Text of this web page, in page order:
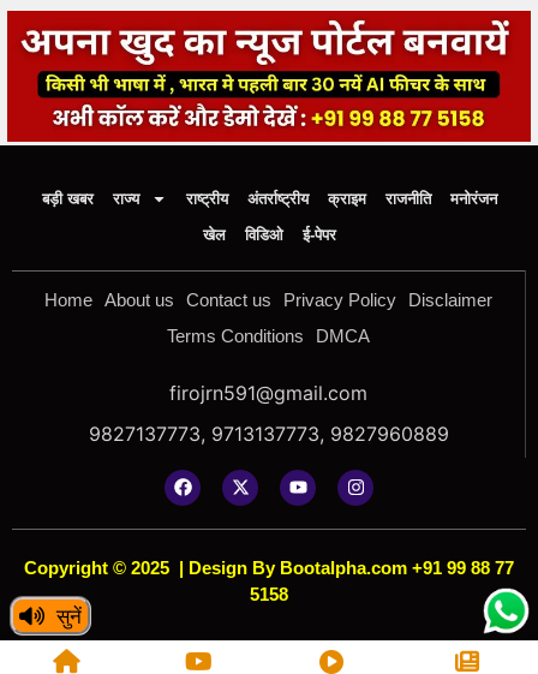
सुनें
बड़ी खबर राज्य राष्ट्रीय अंतर्राष्ट्रीय क्राइम राजनीति
मनोरंजन
खेल
विडिओ ई-पेपर
Home About us Contact us Privacy Policy
Disclaimer
Terms Conditions
DMCA
firojrn591@gmail.com
9827137773, 9713137773, 9827960889
Copyright © 2025 | Design By Bootalpha.com +91 99 88 77
5158